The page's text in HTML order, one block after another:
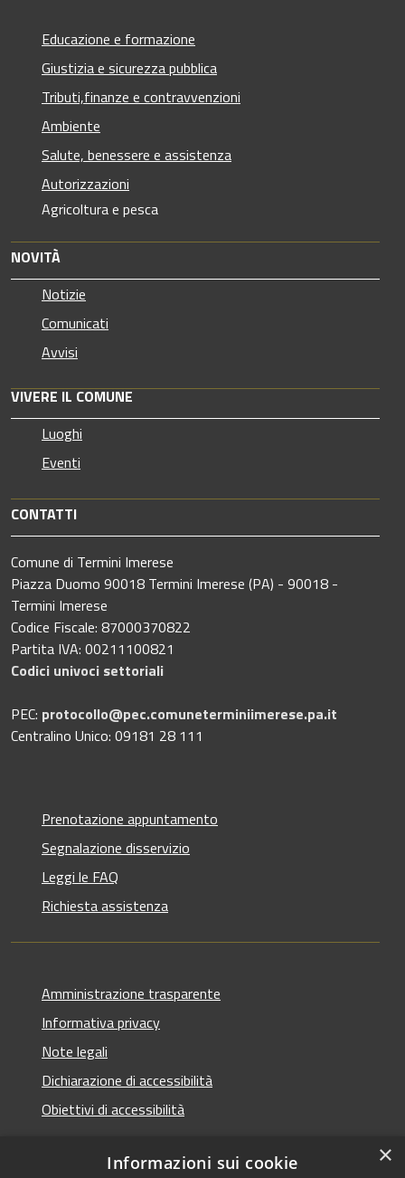
Educazione e formazione
Giustizia e sicurezza pubblica
Tributi,finanze e contravvenzioni
Ambiente
Salute, benessere e assistenza
Autorizzazioni
Agricoltura e pesca
NOVITÀ
Notizie
Comunicati
Avvisi
VIVERE IL COMUNE
Luoghi
Eventi
CONTATTI
Comune di Termini Imerese
Piazza Duomo 90018 Termini Imerese (PA) - 90018 -
Termini Imerese
Codice Fiscale: 87000370822
Partita IVA: 00211100821
Codici univoci settoriali
PEC: protocollo@pec.comuneterminiimerese.pa.it
Centralino Unico: 09181 28 111
Prenotazione appuntamento
Segnalazione disservizio
Leggi le FAQ
Richiesta assistenza
Amministrazione trasparente
Informativa privacy
Note legali
Dichiarazione di accessibilità
Obiettivi di accessibilità
×
Informazioni sui cookie